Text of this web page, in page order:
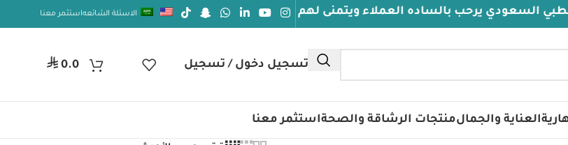
السعودي يرحب بالساده العملاء ويتمنى لهم دوام الصحة والعافيه الاسئلة الشائعهاستثمر معنا
تسجيل دخول / تسجيل ⃁ 0.0
العناية والجمالمنتجات الرشاقة والصحةاستثمر معنا